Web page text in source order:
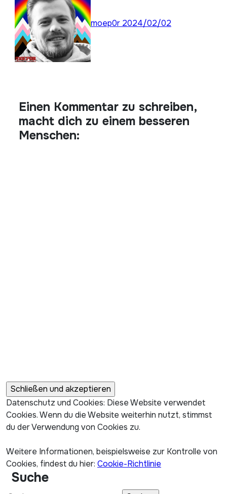
moep0r 2024/02/02
Einen Kommentar zu schreiben,
macht dich zu einem besseren
Menschen:
Datenschutz und Cookies: Diese Website verwendet
Cookies. Wenn du die Website weiterhin nutzt, stimmst
du der Verwendung von Cookies zu.
Weitere Informationen, beispielsweise zur Kontrolle von
Cookies, findest du hier: Cookie-Richtlinie
Suche